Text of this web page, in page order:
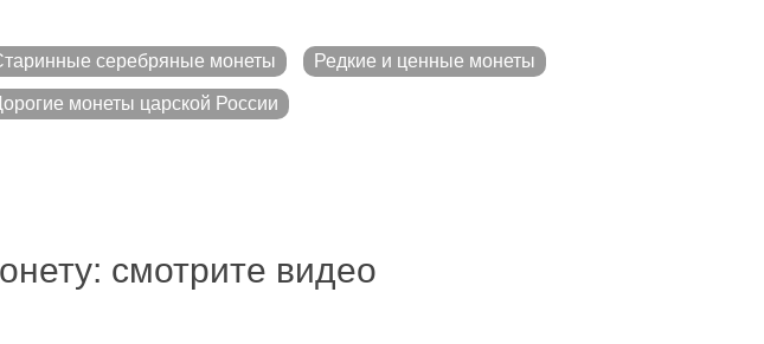
серебряные монеты Редкие и ценные монеты
монеты царской России
смотрите видео